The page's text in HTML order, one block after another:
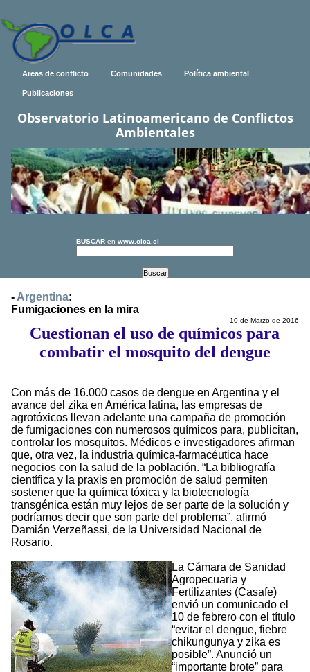
Areas de conflicto Comunidades Política ambiental
Publicaciones
Observatorio Latinoamericano de Conflictos
Ambientales
BUSCAR en www.olca.cl
- Argentina:
Fumigaciones en la mira
10 de Marzo de 2016
Cuestionan el uso de químicos para
combatir el mosquito del dengue
Con más de 16.000 casos de dengue en Argentina y el
avance del zika en América latina, las empresas de
agrotóxicos llevan adelante una campaña de promoción
de fumigaciones con numerosos químicos para, publicitan,
controlar los mosquitos. Médicos e investigadores afirman
que, otra vez, la industria química-farmacéutica hace
negocios con la salud de la población. “La bibliografía
científica y la praxis en promoción de salud permiten
sostener que la química tóxica y la biotecnología
transgénica están muy lejos de ser parte de la solución y
podríamos decir que son parte del problema”, afirmó
Damián Verzeñassi, de la Universidad Nacional de
Rosario.
La Cámara de Sanidad
Agropecuaria y
Fertilizantes (Casafe)
envió un comunicado el
10 de febrero con el título
“evitar el dengue, fiebre
chikungunya y zika es
posible”. Anunció un
“importante brote” para